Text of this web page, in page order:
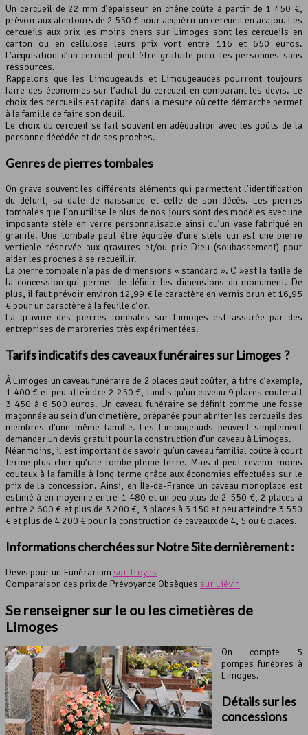
Un cercueil de 22 mm d’épaisseur en chêne coûte à partir de 1 450 €,
prévoir aux alentours de 2 550 € pour acquérir un cercueil en acajou. Les
cercueils aux prix les moins chers sur Limoges sont les cercueils en
carton ou en cellulose leurs prix vont entre 116 et 650 euros.
L’acquisition d’un cercueil peut être gratuite pour les personnes sans
ressources.
Rappelons que les Limougeauds et Limougeaudes pourront toujours
faire des économies sur l’achat du cercueil en comparant les devis. Le
choix des cercueils est capital dans la mesure où cette démarche permet
à la famille de faire son deuil.
Le choix du cercueil se fait souvent en adéquation avec les goûts de la
personne décédée et de ses proches.
Genres de pierres tombales
On grave souvent les différents éléments qui permettent l’identification
du défunt, sa date de naissance et celle de son décès. Les pierres
tombales que l’on utilise le plus de nos jours sont des modèles avec une
imposante stèle en verre personnalisable ainsi qu’un vase fabriqué en
granite. Une tombale peut être équipée d’une stèle qui est une pierre
verticale réservée aux gravures et/ou prie-Dieu (soubassement) pour
aider les proches à se recueillir.
La pierre tombale n’a pas de dimensions « standard ». C »est la taille de
la concession qui permet de définir les dimensions du monument. De
plus, il faut prévoir environ 12,99 € le caractère en vernis brun et 16,95
€ pour un caractère à la feuille d’or.
La gravure des pierres tombales sur Limoges est assurée par des
entreprises de marbreries très expérimentées.
Tarifs indicatifs des caveaux funéraires sur Limoges ?
À Limoges un caveau funéraire de 2 places peut coûter, à titre d’exemple,
1 400 € et peu atteindre 2 250 €, tandis qu’un caveau 9 places couterait
3 450 à 6 500 euros. Un caveau funéraire se définit comme une fosse
maçonnée au sein d’un cimetière, préparée pour abriter les cercueils des
membres d’une même famille. Les Limougeauds peuvent simplement
demander un devis gratuit pour la construction d’un caveau à Limoges.
Néanmoins, il est important de savoir qu’un caveau familial coûte à court
terme plus cher qu’une tombe pleine terre. Mais il peut revenir moins
couteux à la famille à long terme grâce aux économies effectuées sur le
prix de la concession. Ainsi, en Île-de-France un caveau monoplace est
estimé à en moyenne entre 1 480 et un peu plus de 2 550 €, 2 places à
entre 2 600 € et plus de 3 200 €, 3 places à 3 150 et peu atteindre 3 550
€ et plus de 4 200 € pour la construction de caveaux de 4, 5 ou 6 places.
Informations cherchées sur Notre Site dernièrement :
Devis pour un Funérarium sur Troyes
Comparaison des prix de Prévoyance Obsèques sur Liévin
Se renseigner sur le ou les cimetières de
Limoges
On compte 5
pompes funèbres à
Limoges.
Détails sur les
concessions